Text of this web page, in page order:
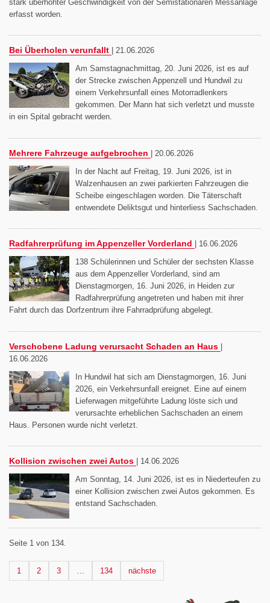
stark überhöhter Geschwindigkeit von der Semistationären Messanlage
erfasst worden.
Bei Überholen verunfallt
21.06.2026
Am Samstagnachmittag, 20. Juni 2026, ist es auf
der Strecke zwischen Appenzell und Hundwil zu
einem Verkehrsunfall eines Motorradlenkers
gekommen. Der Mann hat sich verletzt und musste
in ein Spital gebracht werden.
Mehrere Fahrzeuge aufgebrochen | 20.06.2026
In der Nacht auf Freitag, 19. Juni 2026, ist in
Walzenhausen an zwei parkierten Fahrzeugen die
Scheibe eingeschlagen worden. Die Täterschaft
entwendete Deliktsgut und hinterliess Sachschaden.
Radfahrerprüfung im Appenzeller Vorderland
16.06.2026
138 Schülerinnen und Schüler der sechsten Klasse
aus dem Appenzeller Vorderland, sind am
Dienstagmorgen, 16. Juni 2026, in Heiden zur
Radfahrerprüfung angetreten und haben mit ihrer
Fahrt durch das Dorfzentrum ihre Fahrradprüfung abgelegt.
Verschobene Ladung verursacht Schaden an Haus |
16.06.2026
In Hundwil hat sich am Dienstagmorgen, 16. Juni
2026, ein Verkehrsunfall ereignet. Eine auf einem
Lieferwagen mitgeführte Ladung löste sich und
verursachte erheblichen Sachschaden an einem
Haus. Personen wurde nicht verletzt.
Kollision zwischen zwei Autos
14.06.2026
Am Sonntag, 14. Juni 2026, ist es in Niederteufen zu
einer Kollision zwischen zwei Autos gekommen. Es
entstand Sachschaden.
Seite 1 von 134.
Seite
1 Seite
2 Seite
3 … Seite
134 Nächste Seite
nächste